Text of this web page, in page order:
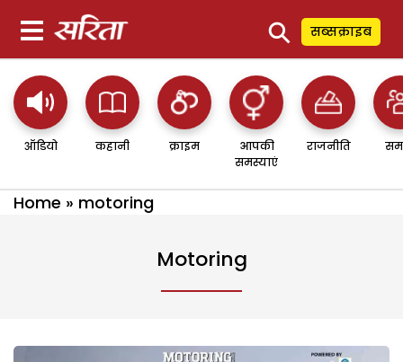
⚲ सब्सक्राइब
ऑडियो कहानी क्राइम
आपकी
समस्याएं
राजनीति
Home » motoring
Motoring